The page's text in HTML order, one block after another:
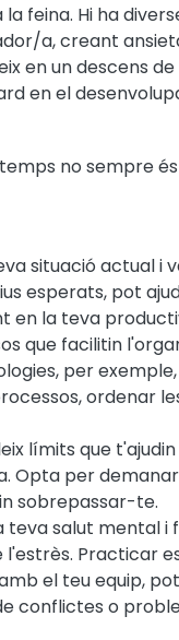
feina. Hi ha
a, creant
en un descens
en el
no sempre
situació actual i
esperats, pot
en la teva
que facilitin
per
ordenar
límits que
Opta per
sobrepassar-te.
teva salut mental
Practicar
el teu equip,
conflictes o